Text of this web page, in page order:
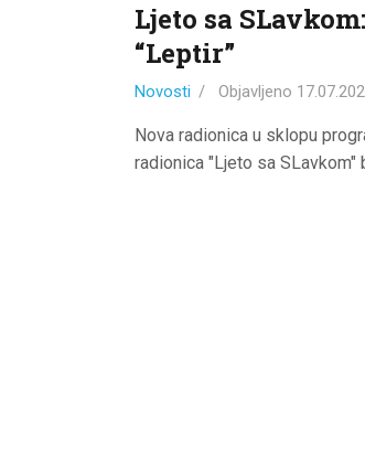
Ljeto sa
“Leptir”
Novosti Objavljeno
Nova radionica u sklopu
radionica "Ljeto sa SLavkom"